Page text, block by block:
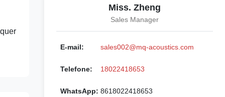
Miss. Zheng
Sales Manager
E-mail: sales002@mq-acoustics.com
Telefone: 18022418653
WhatsApp: 8618022418653